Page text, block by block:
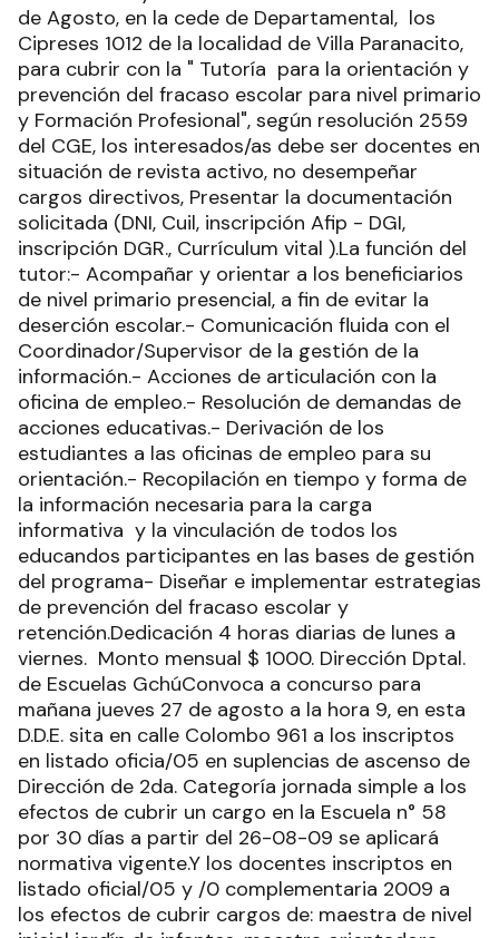
de Agosto, en la cede de Departamental, los
Cipreses 1012 de la localidad de Villa Paranacito,
para cubrir con la " Tutoría para la orientación y
prevención del fracaso escolar para nivel primario
y Formación Profesional", según resolución 2559
del CGE, los interesados/as debe ser docentes en
situación de revista activo, no desempeñar
cargos directivos, Presentar la documentación
solicitada (DNI, Cuil, inscripción Afip - DGI,
inscripción DGR., Currículum vital ).La función del
tutor:- Acompañar y orientar a los beneficiarios
de nivel primario presencial, a fin de evitar la
deserción escolar.- Comunicación fluida con el
Coordinador/Supervisor de la gestión de la
información.- Acciones de articulación con la
oficina de empleo.- Resolución de demandas de
acciones educativas.- Derivación de los
estudiantes a las oficinas de empleo para su
orientación.- Recopilación en tiempo y forma de
la información necesaria para la carga
informativa y la vinculación de todos los
educandos participantes en las bases de gestión
del programa- Diseñar e implementar estrategias
de prevención del fracaso escolar y
retención.Dedicación 4 horas diarias de lunes a
viernes. Monto mensual $ 1000. Dirección Dptal.
de Escuelas GchúConvoca a concurso para
mañana jueves 27 de agosto a la hora 9, en esta
D.D.E. sita en calle Colombo 961 a los inscriptos
en listado oficia/05 en suplencias de ascenso de
Dirección de 2da. Categoría jornada simple a los
efectos de cubrir un cargo en la Escuela n° 58
por 30 días a partir del 26-08-09 se aplicará
normativa vigente.Y los docentes inscriptos en
listado oficial/05 y /0 complementaria 2009 a
los efectos de cubrir cargos de: maestra de nivel